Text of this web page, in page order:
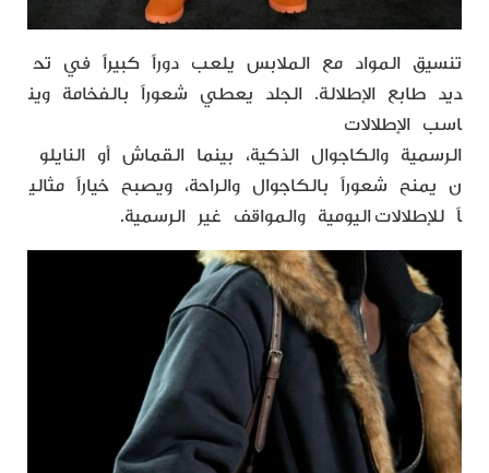
تنسيق المواد مع الملابس يلعب دوراً كبيراً في تح
ديد طابع الإطلالة. الجلد يعطي شعوراً بالفخامة وين
اسب الإطلالات
الرسمية والكاجوال الذكية، بينما القماش أو النايلو
ن يمنح شعوراً بالكاجوال والراحة، ويصبح خياراً مثالي
اً للإطلالات اليومية والمواقف غير الرسمية.